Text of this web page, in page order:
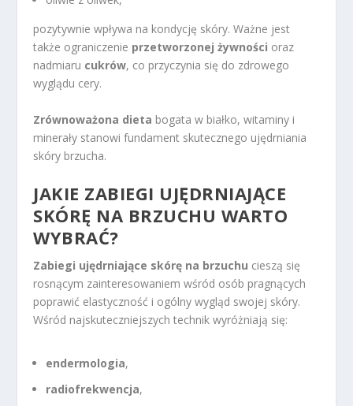
pozytywnie wpływa na kondycję skóry. Ważne jest
także ograniczenie przetworzonej żywności oraz
nadmiaru cukrów, co przyczynia się do zdrowego
wyglądu cery.
Zrównoważona dieta bogata w białko, witaminy i
minerały stanowi fundament skutecznego ujędrniania
skóry brzucha.
JAKIE ZABIEGI UJĘDRNIAJĄCE
SKÓRĘ NA BRZUCHU WARTO
WYBRAĆ?
Zabiegi ujędrniające skórę na brzuchu cieszą się
rosnącym zainteresowaniem wśród osób pragnących
poprawić elastyczność i ogólny wygląd swojej skóry.
Wśród najskuteczniejszych technik wyróżniają się:
endermologia,
radiofrekwencja,